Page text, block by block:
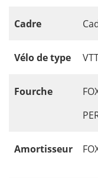
Cadre
Vélo de type
Fourche
Amortisseur